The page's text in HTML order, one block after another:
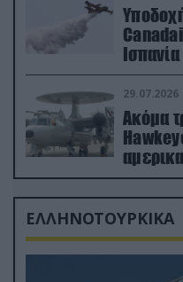
29.07.2026
Ακόμα
ΕΛΛΗΝΟΤΟΥΡΚΙΚΑ